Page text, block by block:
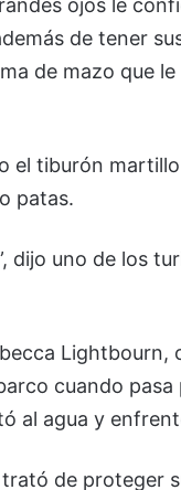
ojos le
de tener
de mazo que
el tiburón
patas.
dijo uno de los
Lightbourn,
cuando pasa
al agua y
de proteger